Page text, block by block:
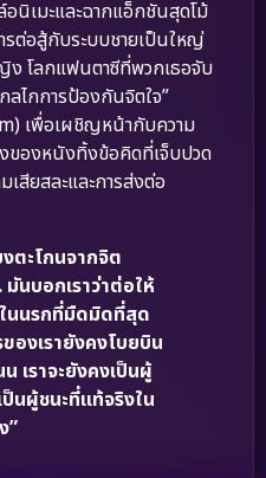
อนิเมะและฉากแอ็กชันสุดโม้
รต่อสู้กับระบบชายเป็นใหญ่
โลกแฟนตาซีที่พวกเธอจับ
ไกการป้องกันจิตใจ”
เพื่อเผชิญหน้ากับความ
ของหนังทิ้งข้อคิดที่เจ็บปวด
สียสละและการส่งต่อ
ตะโกนจากจิต
บอกเราว่าต่อให้
ในนรกที่มืดมิดที่สุด
องเรายังคงโบยบิน
เราจะยังคงเป็นผู้
นผู้ชนะที่แท้จริงใน
”